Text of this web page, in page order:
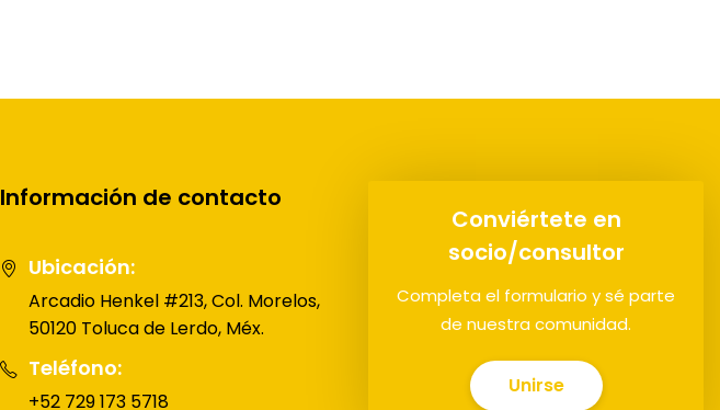
Información de contacto
Ubicación:
Arcadio Henkel #213, Col. Morelos,
50120 Toluca de Lerdo, Méx.
Teléfono:
+52 729 173 5718
Conviértete en
socio/consultor
Completa el formulario y sé parte
de nuestra comunidad.
Unirse